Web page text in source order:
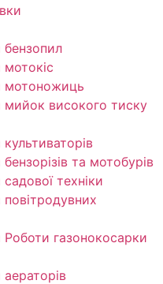
мотоножиць
високого тиску
та мотобурів
техніки
газонокосарки